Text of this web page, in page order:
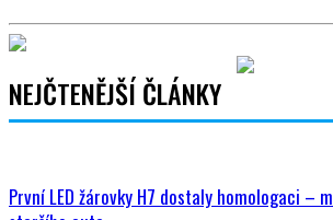
NEJČTENĚJŠÍ ČLÁNKY
První LED žárovky H7 dostaly homologaci –